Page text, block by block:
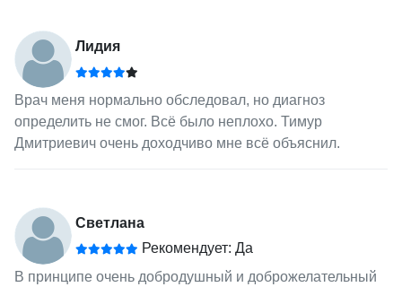
Лидия
Врач меня нормально обследовал, но диагноз
определить не смог. Всё было неплохо. Тимур
Дмитриевич очень доходчиво мне всё объяснил.
Светлана
Рекомендует: Да
В принципе очень добродушный и доброжелательный